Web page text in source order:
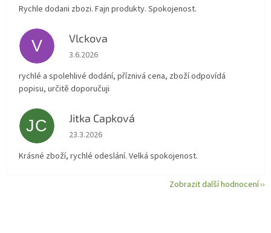
Rychle dodani zbozi. Fajn produkty. Spokojenost.
V Vlckova
Hodnocení obchodu je 5 z 5 hvězdiček.
3.6.2026
rychlé a spolehlivé dodání, příznivá cena, zboží odpovídá
popisu, určitě doporučuji
JC Jitka Capková
Hodnocení obchodu je 5 z 5 hvězdiček.
23.3.2026
Krásné zboží, rychlé odeslání. Velká spokojenost.
Zobrazit další hodnocení